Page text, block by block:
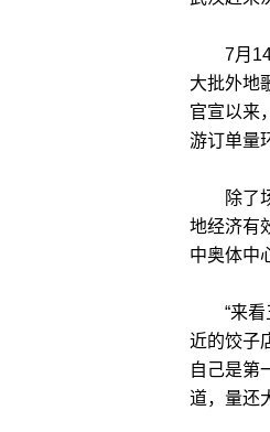
7月14日
大批外地
官宣以来
游订单量
除了场
地经济有
中奥体中
“来看五
近的饺子
自己是第
道，量还